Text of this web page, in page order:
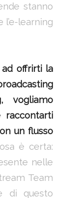
stanno
learning
offrirti la
vogliamo
raccontarti
un flusso
è certa:
nelle
Team
di questo